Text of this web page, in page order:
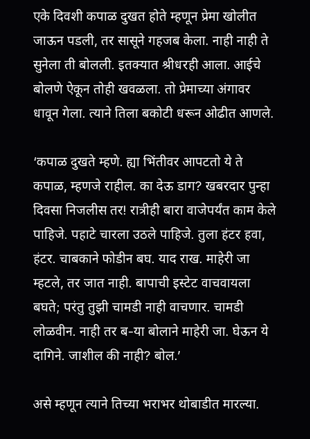
एके दिवशी कपाळ दुखत होते म्हणून प्रेमा खोलीत
जाऊन पडली, तर सासूने गहजब केला. नाही नाही ते
सुनेला ती बोलली. इतक्यात श्रीधरही आला. आईचे
बोलणे ऐकून तोही खवळला. तो प्रेमाच्या अंगावर
धावून गेला. त्याने तिला बकोटी धरून ओढीत आणले.
‘कपाळ दुखते म्हणे. ह्या भिंतीवर आपटतो ये ते
कपाळ, म्हणजे राहील. का देऊ डाग? खबरदार पुन्हा
दिवसा निजलीस तर! रात्रीही बारा वाजेपर्यंत काम केले
पाहिजे. पहाटे चारला उठले पाहिजे. तुला हंटर हवा,
हंटर. चाबकाने फोडीन बघ. याद राख. माहेरी जा
म्हटले, तर जात नाही. बापाची इस्टेट वाचवायला
बघते; परंतु तुझी चामडी नाही वाचणार. चामडी
लोळवीन. नाही तर ब-या बोलाने माहेरी जा. घेऊन ये
दागिने. जाशील की नाही? बोल.’
असे म्हणून त्याने तिच्या भराभर थोबाडीत मारल्या.